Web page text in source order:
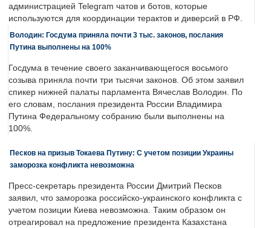
администрацией Telegram чатов и ботов, которые
используются для координации терактов и диверсий в РФ.
Володин: Госдума приняла почти 3 тыс. законов, послания
Путина выполнены на 100%
Госдума в течение своего заканчивающегося восьмого
созыва приняла почти три тысячи законов. Об этом заявил
спикер нижней палаты парламента Вячеслав Володин. По
его словам, послания президента России Владимира
Путина Федеральному собранию были выполнены на
100%.
Песков на призыв Токаева Путину: С учетом позиции Украины
заморозка конфликта невозможна
Пресс-секретарь президента России Дмитрий Песков
заявил, что заморозка российско-украинского конфликта с
учетом позиции Киева невозможна. Таким образом он
отреагировал на предложение президента Казахстана